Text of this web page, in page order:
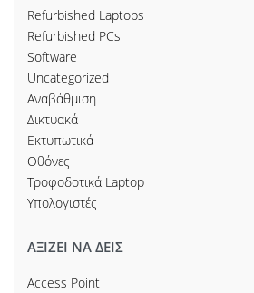
Refurbished Laptops
Refurbished PCs
Software
Uncategorized
Αναβάθμιση
Δικτυακά
Εκτυπωτικά
Οθόνες
Τροφοδοτικά Laptop
Υπολογιστές
ΑΞΙΖΕΙ ΝΑ ΔΕΙΣ
Access Point